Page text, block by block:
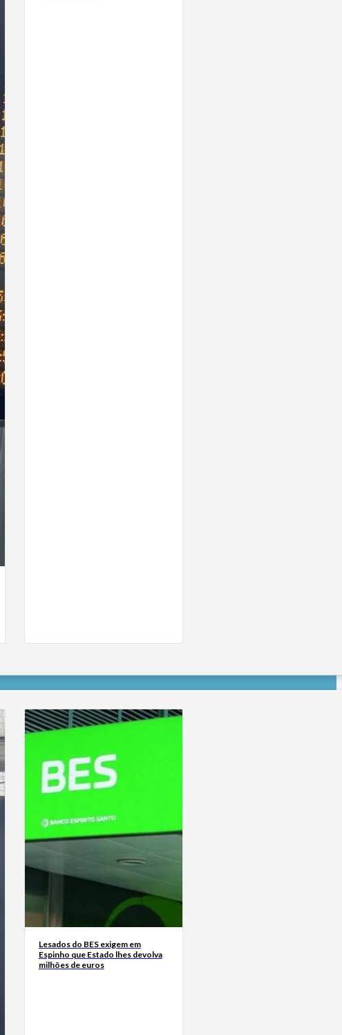
Lesados do BES exigem em
Espinho que Estado lhes devolva
milhões de euros